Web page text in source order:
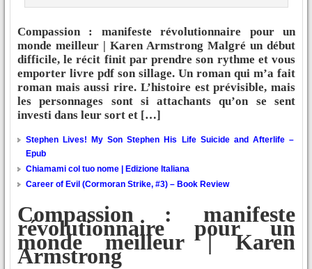
Compassion : manifeste révolutionnaire pour un
monde meilleur | Karen Armstrong Malgré un début
difficile, le récit finit par prendre son rythme et vous
emporter livre pdf son sillage. Un roman qui m’a fait
roman mais aussi rire. L’histoire est prévisible, mais
les personnages sont si attachants qu’on se sent
investi dans leur sort et […]
Stephen Lives! My Son Stephen His Life Suicide and Afterlife –
Epub
Chiamami col tuo nome | Edizione Italiana
Career of Evil (Cormoran Strike, #3) – Book Review
Compassion : manifeste
révolutionnaire pour un
monde meilleur | Karen
Armstrong